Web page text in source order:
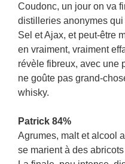
Coudonc, un jour on va
distilleries anonymes qui
Sel et Ajax, et peut-être
en vraiment, vraiment
révèle fibreux, avec une
ne goûte pas grand-
whisky.
Patrick 84%
Agrumes, malt et alcool
se marient à des